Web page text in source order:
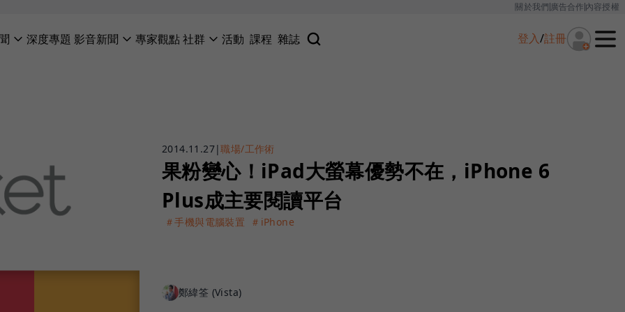
關於我們廣告合作內容授權
深度專題 影音新聞 專家觀點社群 活動 課程 雜誌 登入/註冊
2014.11.27|職場/工作術
果粉變心！iPad大螢幕優勢不在，iPhone 6
Plus成主要閱讀平台
＃手機與電腦裝置 ＃iPhone
鄭緯筌 (Vista)